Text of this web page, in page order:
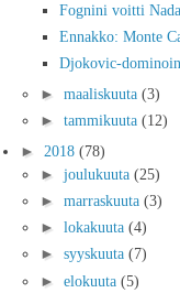
Fognini voitti
Ennakko: Monte
Djokovic-
► maaliskuuta (3)
► tammikuuta (12)
► 2018 (78)
► joulukuuta (25)
► marraskuuta (3)
► lokakuuta (4)
► syyskuuta (7)
► elokuuta (5)